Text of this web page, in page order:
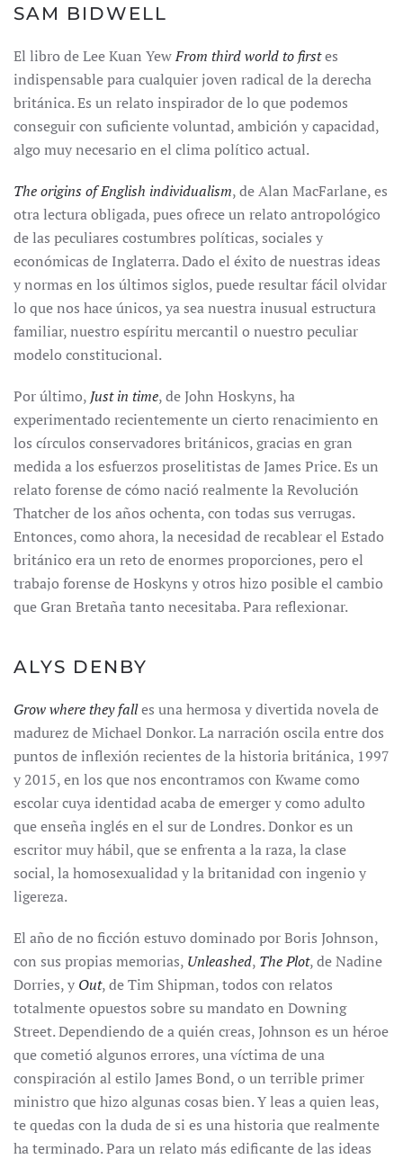
SAM BIDWELL
El libro de Lee Kuan YewFrom third world to firstes
indispensable para cualquier joven radical de la derecha
británica. Es un relato inspirador de lo que podemos
conseguir con suficiente voluntad, ambición y capacidad,
algo muy necesario en el clima político actual.
The origins of English individualism, de Alan MacFarlane, es
otra lectura obligada, pues ofrece un relato antropológico
de las peculiares costumbres políticas, sociales y
económicas de Inglaterra. Dado el éxito de nuestras ideas
y normas en los últimos siglos, puede resultar fácil olvidar
lo que nos hace únicos, ya sea nuestra inusual estructura
familiar, nuestro espíritu mercantil o nuestro peculiar
modelo constitucional.
Por último, Just in time, de John Hoskyns, ha
experimentado recientemente un cierto renacimiento en
los círculos conservadores británicos, gracias en gran
medida a los esfuerzos proselitistas de James Price. Es un
relato forense de cómo nació realmente la Revolución
Thatcher de los años ochenta, con todas sus verrugas.
Entonces, como ahora, la necesidad de recablear el Estado
británico era un reto de enormes proporciones, pero el
trabajo forense de Hoskyns y otros hizo posible el cambio
que Gran Bretaña tanto necesitaba. Para reflexionar.
ALYS DENBY
Grow where they falles una hermosa y divertida novela de
madurez de Michael Donkor. La narración oscila entre dos
puntos de inflexión recientes de la historia británica, 1997
y 2015, en los que nos encontramos con Kwame como
escolar cuya identidad acaba de emerger y como adulto
que enseña inglés en el sur de Londres. Donkor es un
escritor muy hábil, que se enfrenta a la raza, la clase
social, la homosexualidad y la britanidad con ingenio y
ligereza.
El año de no ficción estuvo dominado por Boris Johnson,
con sus propias memorias, Unleashed, The Plot, de Nadine
Dorries, y Out, de Tim Shipman, todos con relatos
totalmente opuestos sobre su mandato en Downing
Street. Dependiendo de a quién creas, Johnson es un héroe
que cometió algunos errores, una víctima de una
conspiración al estilo James Bond, o un terrible primer
ministro que hizo algunas cosas bien. Y leas a quien leas,
te quedas con la duda de si es una historia que realmente
ha terminado. Para un relato más edificante de las ideas